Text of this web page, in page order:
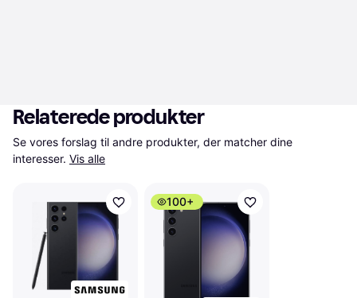
Relaterede produkter
Se vores forslag til andre produkter, der matcher dine
interesser. Vis alle
100+